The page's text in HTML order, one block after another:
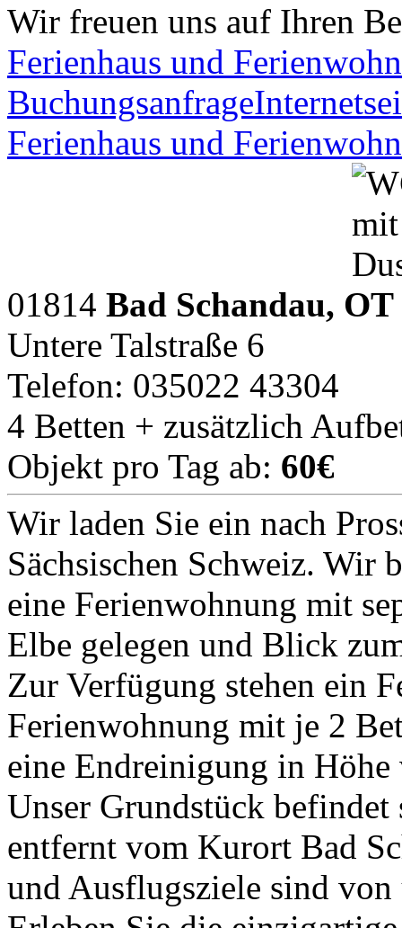
Wir freuen uns auf Ihren
Ferienhaus und
Buchungsanfrage
Ferienhaus und
01814 Bad Schandau, OT
Untere Talstraße 6
Telefon: 035022 43304
4 Betten + zusätzlich
Objekt pro Tag ab: 60€
Wir laden Sie ein nach
Sächsischen Schweiz. Wir
eine Ferienwohnung mit
Elbe gelegen und Blick
Zur Verfügung stehen ein
Ferienwohnung mit je 2
eine Endreinigung in Höhe
Unser Grundstück
entfernt vom Kurort Bad
und Ausflugsziele sind von